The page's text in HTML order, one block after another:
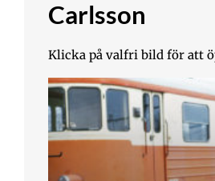
Carlsson
Klicka på valfri bild för att